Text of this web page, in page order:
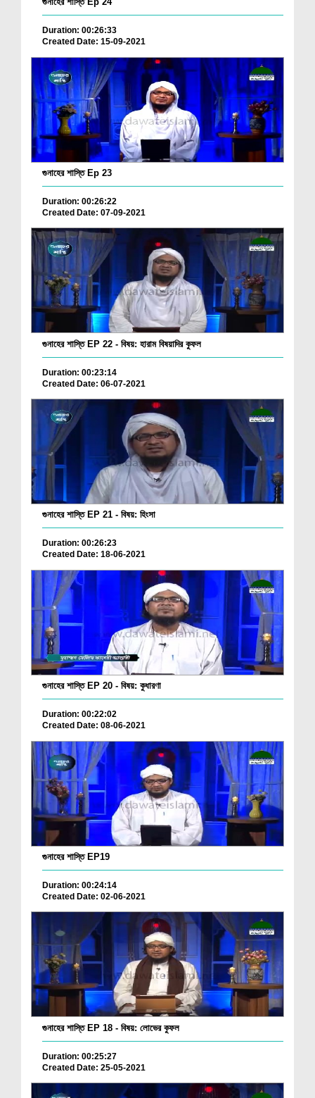
Duration: 00:26:33
Created Date: 15-09-2021
গুনাহের শাস্তি Ep 23
Duration: 00:26:22
Created Date: 07-09-2021
গুনাহের শাস্তি EP 22 - বিষয়: হারাম বিষয়াদির কুফল
Duration: 00:23:14
Created Date: 06-07-2021
গুনাহের শাস্তি EP 21 - বিষয়: হিংসা
Duration: 00:26:23
Created Date: 18-06-2021
গুনাহের শাস্তি EP 20 - বিষয়: কুধারণা
Duration: 00:22:02
Created Date: 08-06-2021
গুনাহের শাস্তি EP19
Duration: 00:24:14
Created Date: 02-06-2021
গুনাহের শাস্তি EP 18 - বিষয়: লোভের কুফল
Duration: 00:25:27
Created Date: 25-05-2021